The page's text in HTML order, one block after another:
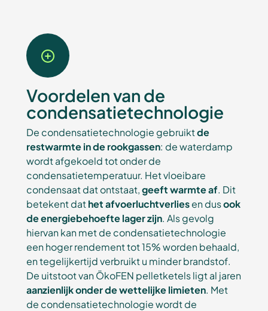
Voordelen van de
condensatietechnologie
De condensatietechnologie gebruiktde
restwarmte in de rookgassen: de waterdamp
wordt afgekoeld tot onder de
condensatietemperatuur. Het vloeibare
condensaat dat ontstaat,geeft warmte af. Dit
betekent dathet afvoerluchtverliesen dusook
de energiebehoefte lager zijn. Als gevolg
hiervan kan met de condensatietechnologie
een hoger rendement tot 15% worden behaald,
en tegelijkertijd verbruikt u minder brandstof.
De uitstoot van ÖkoFEN pelletketels ligt al jaren
aanzienlijk onder de wettelijke limieten. Met
de condensatietechnologie wordt de